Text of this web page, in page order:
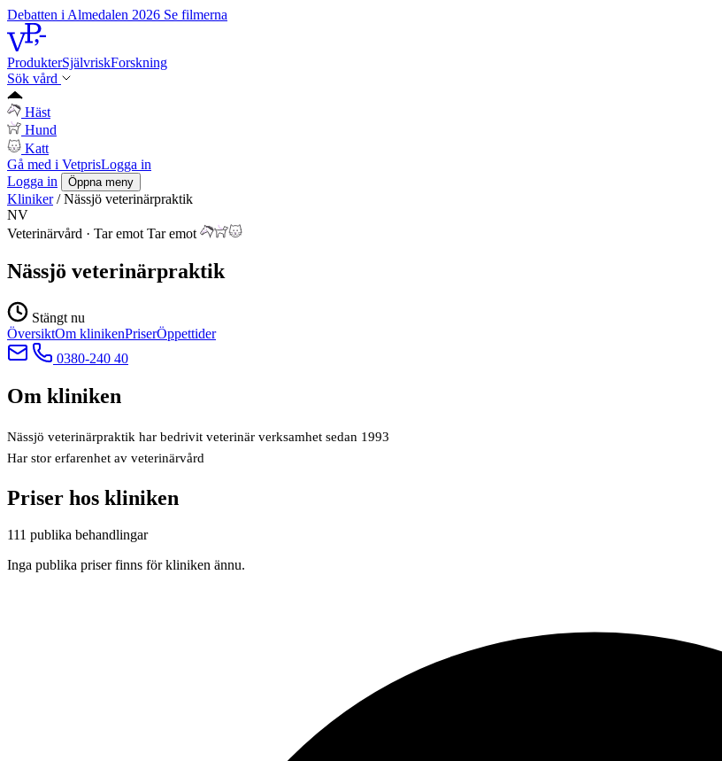
Debatten i Almedalen 2026 Se filmerna
ProdukterSjälvriskForskning
Sök vård
Häst
Hund
Katt
Gå med i VetprisLogga in
Logga in
Öppna meny
Kliniker / Nässjö veterinärpraktik
NV
Veterinärvård · Tar emot Tar emot
Nässjö veterinärpraktik
Stängt nu
ÖversiktOm klinikenPriserÖppettider
0380-240 40
Om kliniken
Nässjö veterinärpraktik har bedrivit veterinär verksamhet sedan 1993
Har stor erfarenhet av veterinärvård
Priser hos kliniken
111 publika behandlingar
Inga publika priser finns för kliniken ännu.